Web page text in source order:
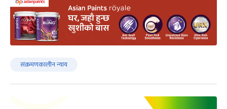
संक्रमणकालीन न्याय